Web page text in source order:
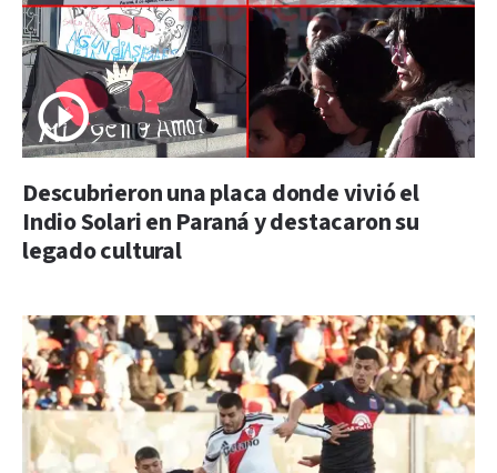
Descubrieron una placa donde vivió el
Indio Solari en Paraná y destacaron su
legado cultural